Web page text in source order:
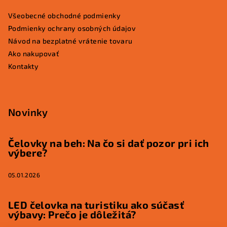
Všeobecné obchodné podmienky
Podmienky ochrany osobných údajov
Návod na bezplatné vrátenie tovaru
Ako nakupovať
Kontakty
Novinky
Čelovky na beh: Na čo si dať pozor pri ich
výbere?
05.01.2026
LED čelovka na turistiku ako súčasť
výbavy: Prečo je dôležitá?